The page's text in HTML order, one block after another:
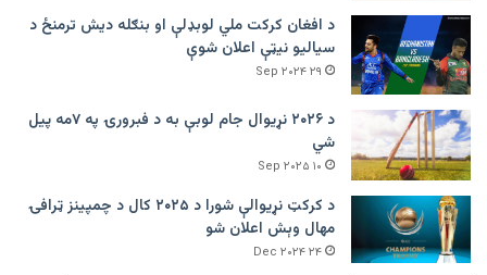
د افغان کرکت ملي لوبډلې او بنګله دیش ترمنځ د
سیالیو نیټې اعلان شوې
۲۹ Sep ۲۰۲۴
د ۲۰۲۶ نړیوال جام لوبې به د فبرورۍ په ۷مه پیل
شي
۱۰ Sep ۲۰۲۵
د کرکټ نړیوالې شورا د ۲۰۲۵ کال د چمپینز ټرافۍ
مهال وېش اعلان شو
۲۴ Dec ۲۰۲۴